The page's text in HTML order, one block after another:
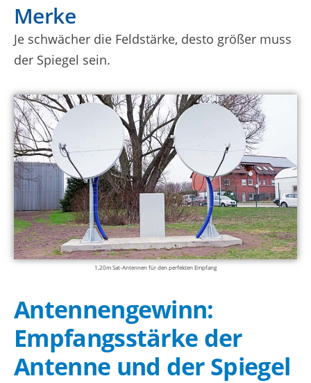
Merke
Je schwächer die Feldstärke, desto größer muss
der Spiegel sein.
1,20m Sat-Antennen für den perfekten Empfang
Antennengewinn:
Empfangsstärke der
Antenne und der Spiegel